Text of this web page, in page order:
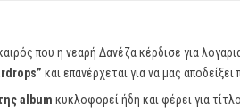
που η νεαρή Δανέζα κέρδισε για
και επανέρχεται για να μας
album κυκλοφορεί ήδη και φέρει για